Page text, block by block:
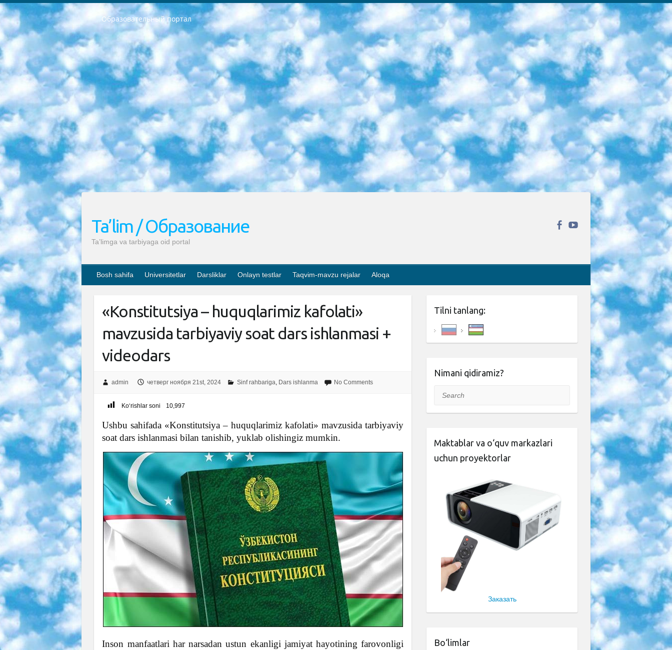
Образовательный портал
РЕСПУБЛИКА УЗБЕКИСТАН МИНИСТРЕРСТВО ДОШКОЛЬНОГО И ШКОЛЬНОГО ОБРАЗОВАНИЯ КОМАНДА в общеобразовательных учреждениях в 2023-2024 учебном году организация и проведение итоговой государственной аттестации обучающихся о Министра дошкольного и школьного образования Республики Узбекистан от 4 марта 2008 года (постановлением Минюста от 20 марта 2008 года № 1778 государственной регистрации) «Итоговое состояние учащихся общего среднего образования на основании положения об утверждении положения об аттестации общего среднего образования выпускной экзамен студентов в образовательных учреждениях в 2023-2024 учебном году В целях организации и прохождения аттестации приказываю: 1. Следующее: перечень предметов, по которым будет проводиться итоговая государственная аттестация и экзамен формы перевода согласно приложению 1; сертификаты международного образца, оценивающие уровень владения иностранными языками перечень согласно приложению 2; 2. Педагогический при специализированных образовательных учреждениях. научно-практический центр квалификации и международной оценки (Д.Давидова) 2024 г. До 25 марта: задания по предметам, по которым будет проводиться итоговая аттестация разработка и утверждение технических условий; итоговая аттестация на основании разработанного предметного задания разработка вопросов по предметам (устно и письменно), экзамен передача; общеобразовательные средние школы и специальные учебные заведения учащиеся выпускных классов школ и интернатов в агентской системе подготовка базы данных экзаменационных материалов и критериев оценки; перевод базы экзаменационных материалов на все языки обучения подать в Республиканский образовательный центр для изготовления; варианты экзаменов на основе разработанных контрольных материалов пусть будут поставлены задачи формирования. 3. Республиканский образовательный центр (Ш.Худайкулов) до 5 апреля 2024 года. до: база данных предоставленных экзаменационных материалов на все языки обучения перевод и экспертиза; для слепых, слабовидящих, глухих, слабослышащих и умственно отсталых детей учащиеся выпускных классов специализированных школ и школ-интернатов база данных экзаменационных материалов на всех преподаваемых языках подготовка критериев оценки; специализированные школы для умственно отсталых детей и технологии для учащихся выпускных классов школ-интернатов разработка соответствующих рекомендаций и критериев проведения ЕГЭ по естествознанию давать задания. 4. Педагогический при специализированных образовательных учреждениях. Научно-практический центр навыков и международной оценки (Д.Давидова), Республика образовательный центр (Худайкулов Ш.) итоговый государственный аттестационный экзамен ориентирован на творческое и логическое мышление при подготовке базы материалов учитывать введение заданий. 5. Следует отметить, что: сертификат государственного образца о знании общеобразовательного предмета и как минимум национальный уровень B1 по предметам на иностранных языках, указанным в Приложении 2. или международно признанный сертификат эквивалентного уровня студенты, изучающие определенный предмет, освобождаются от экзамена; по соответствующим предметам запланирована итоговая государственная аттестация за день до дня, путем жеребьевки Рабочей группой (в письменной форме по предметам, проводимым в форме) из числа сформированных вариантов выбрано 2 варианта; 2 выбранных варианта экзамена анонсированы на официальном сайте министерства и все выпускники по всей стране на основе этих вариантов проводит итоговую государственную аттестацию. 6. Государственное образование учащихся средних общеобразовательных учреждений. знания в соответствии с квалификационными требованиями, которые необходимо приобрести на основании стандартов итоговый (выпускной) контроль для 9 и 11 классов в целях тестирования Экзамены (далее – экзамены) состоят из предметов, перечисленных в приложении 1. будет сделано. 7. Экзамены пройдут с 26 мая по 15 июня 2024 г. (кроме науки физического воспитания). 8. Физическая для учащихся 9 классов общесредних образовательных учреждений. Экзамены по предмету «Образование, квалификация медицина» 1-6 мая 2024 года. сотрудники перевести под присмотр (с отклонениями в физическом или умственном развитии) специализированная школа для детей, школы-интернаты и со сколиозом школы-интернаты санаторного типа для больных детей исключены). 9. Он был слепым, слабовидящим и имел нарушения опорно-двигательного аппарата. экзамены в специализированных школах и интернатах для детей должны проводиться исходя из требований, предъявляемых к общеобразовательным учреждениям (физкультура кроме науки). 10. Специализированная школа для глухих и слабослышащих детей. и экзамены в интернатах и быть реализован в виде письменного теста по математике. 11. Специальность для умственно отсталых детей. Для 9 класса Родной язык и литературное письмо Государственный язык (язык обучения – узбекский). для неклассов) написано Математическое письмо Письменная/устная история Узбекистана Физическое воспитание практично Итоговый контроль Для 11 класса Написание родного языка и литературы (эссе) Математическое письмо Узбекский язык (обучение на узбекском языке) не посещающее общее среднее образование для учреждений)/Образовательное учреждение выбор письменный и устный Иностранный язык письменный/устный Письменная/устная история Узбекистана *По выбору студента:  Химия  Физика  Основы государственного права  География 10 бесплатных образовательных ресурсов - Мы составили подборку онлайн-проектов с интерактивными упражнениями, видеолекциями и статьями. Они помогут вам обрести новые и освежить старые знания бесплатно. 1. «ИНТУИТ» Старейшая образовательная площадка Рунета. Здесь вы найдёте сотни текстовых и видеокурсов на десятки различных тем — от программирования до психологии. Многие курсы подготовлены российскими университетами и крупными международными компаниями вроде Intel и Microsoft. Самостоятельное обучение бесплатное, но желающие могут оплатить услуги персональных наставников. 2. «Смартия» знакомит с актуальными профессиями и подсказывает, как им обучаться. Выбрав заинтересовавшую вас специальность — SMM-специалист, фотограф, веб-дизайнер или другую, — увидите список необходимых для неё умений. Чтобы вы могли освоить их самостоятельно, для каждого умения площадка отображает подборку ссылок на учебные материалы. Хотя «Смартия» ориентируется на русскоязычную аудиторию, часть контента всё же доступна только на английском. 3. «Лекторий Физтеха» Проект Московского физико-технического института (Физтеха). С его помощью вы можете смотреть онлайн серии лекций, записанные на видео в этом вузе. В числе доступных предметов — физика, биология, химия, информационные технологии и другие. К некоторым лекциям администрация ресурса прилагает готовые конспекты, которые можно скачивать в PDF-формате. 4. ITMOcourses Онлайн-площадка Санкт-Петербургского национального исследовательского университета информационных технологий, механики и оптики (ИТМО). Ресурс предоставляет свободный доступ к курсам, разработанным в этом вузе. Каталог материалов разбит на четыре категории: «Оптические системы и технологии», «Приборостроение и робототехника», «Информационные технологии» и «Биотехнологии». Курсы состоят из видеолекций, интерактивных демонстраций и заданий. 5. «КиберЛенинка» Электронная научная библиотека открытого доступа. Каталог площадки регулярно обрастает текстами статей из различных научных изданий. Сгруппированные по журналам и рубрикам публикации можно читать онлайн или скачивать целиком в PDF-формате. Проект нацелен на популяризацию науки за счёт открытого доступа к качественной информации. 6. «ПостНаука» На этом ресурсе публикуют подборки видеолекций, составленные экспертами из разных отраслей и объединённые общими темами. Среди них, к примеру, есть серии «Биоинформатика и геномика», «Культура средневековой Скандинавии» и Cinema Studies о теории кино. Каждая подборка лекций — логически связанная история, рассказанная экспертом от первого лица. Кроме того, на сайте появляются научно-образовательные статьи и тесты на разные темы. 7. «Newочём» Команда проекта «Newочём» отбирает самые интересные тексты из англоязычных СМИ и переводит те из них, за которые голосуют участники сообщества «ВКонтакте». По большей части это научно-популярные статьи. Редакторы придумывают лишь заголовки, в остальном содержание переводов соответствует оригиналам. Полные тексты можно читать прямо в социальной сети. 8. InternetUrok Онлайн-база материалов по основным дисциплинам школьной программы. Информация на сайте структурирована по классам, предметам и темам (урокам). Каждый урок состоит из видеолекций и конспектов. Есть также интерактивные тренажёры и тесты для закрепления пройденного материала. Даже если вы давно окончили школу, возможность повторить программу старших классов всегда может пригодиться. 9. Edutainme Ещё один ресурс об образовании. В отличие от Newtonew, как мне кажется, Edutainme больше ориентируется на представителей индустрии: педагогов, предпринимателей, разработчиков образовательных проектов. Но и любой, кто просто стремится к саморазвитию, найдёт на сайте много полезного и интересного для себя. Например, информацию о новых курсах и образовательных сервисах. 10. Newtonew Онлайн-медиа об образовании и обучении в широком смысле. Авторы Newtonew пишут об инструментах, заведениях, тактиках и стратегиях, которые помогают учить других и получать новые знания самостоятельно. На этой площадке вы найдёте новости, обзоры, аналитические мат
Ta’lim / Образование
Ta’limga va tarbiyaga oid portal
Bosh sahifa Universitetlar Darsliklar Onlayn testlar Taqvim-mavzu rejalar Aloqa
«Konstitutsiya – huquqlarimiz kafolati»
mavzusida tarbiyaviy soat dars ishlanmasi +
videodars
admin четверг ноября 21st, 2024 Sinf rahbariga, Dars ishlanma No Comments
Ko‘rishlar soni 10,997
Ushbu sahifada «Konstitutsiya – huquqlarimiz kafolati» mavzusida tarbiyaviy
soat dars ishlanmasi bilan tanishib, yuklab olishingiz mumkin.
Inson manfaatlari har narsadan ustun ekanligi jamiyat hayotining farovonligi
Tilni tanlang:
Nimani qidiramiz?
Search
Maktablar va o‘quv markazlari
uchun proyektorlar
Заказать
Bo‘limlar